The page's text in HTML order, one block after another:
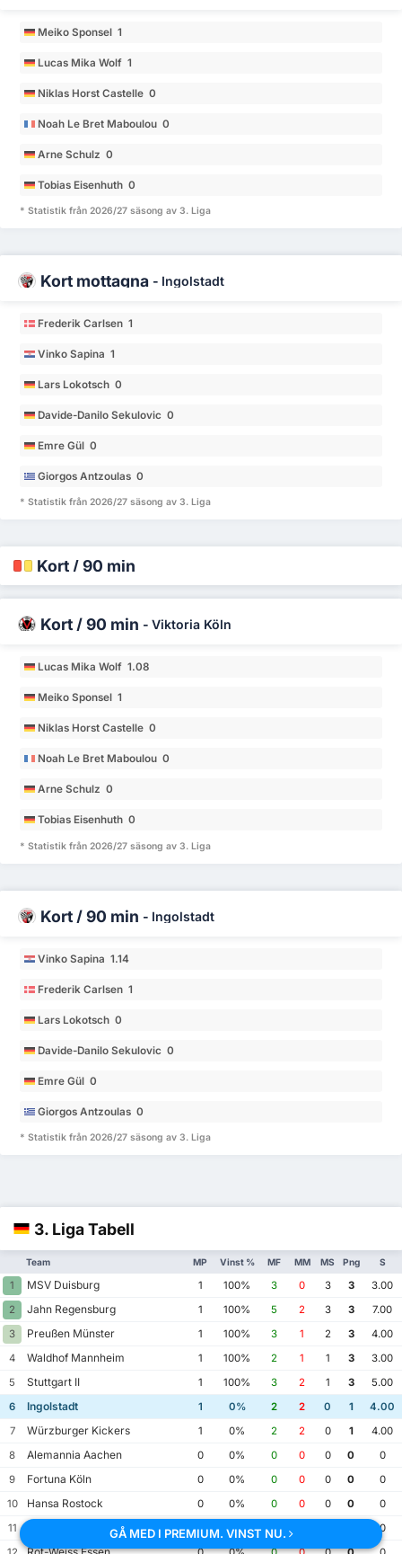
Meiko Sponsel 1
Lucas Mika Wolf 1
Niklas Horst Castelle 0
Noah Le Bret Maboulou 0
Arne Schulz 0
Tobias Eisenhuth 0
* Statistik från 2026/27 säsong av 3. Liga
Kort mottagna - Ingolstadt
Frederik Carlsen 1
Vinko Sapina 1
Lars Lokotsch 0
Davide-Danilo Sekulovic 0
Emre Gül 0
Giorgos Antzoulas 0
* Statistik från 2026/27 säsong av 3. Liga
Kort / 90 min
Kort / 90 min - Viktoria Köln
Lucas Mika Wolf 1.08
Meiko Sponsel 1
Niklas Horst Castelle 0
Noah Le Bret Maboulou 0
Arne Schulz 0
Tobias Eisenhuth 0
* Statistik från 2026/27 säsong av 3. Liga
Kort / 90 min - Ingolstadt
Vinko Sapina 1.14
Frederik Carlsen 1
Lars Lokotsch 0
Davide-Danilo Sekulovic 0
Emre Gül 0
Giorgos Antzoulas 0
* Statistik från 2026/27 säsong av 3. Liga
3. Liga Tabell
Team MP Vinst % MF MM MS Png S
1 MSV Duisburg 1 100% 3 0 3 3
3.00
2
Jahn Regensburg 1 100% 5 2 3 3
7.00
3
Preußen Münster 1 100% 3 1 2 3
4.00
4
Waldhof Mannheim 1 100% 2 1 1 3
3.00
5
Stuttgart II 1 100% 3 2 1 3
5.00
6
Ingolstadt 1 0% 2 2 0 1
4.00
7
Würzburger Kickers 1 0% 2 2 0 1
4.00
8
Alemannia Aachen 0 0% 0 0 0 0
0
9
Fortuna Köln 0 0% 0 0 0 0
0
10
Hansa Rostock 0 0% 0 0 0 0
0
11
Hoffenheim II 0 0% 0
0
GÅ MED I PREMIUM. VINST NU.